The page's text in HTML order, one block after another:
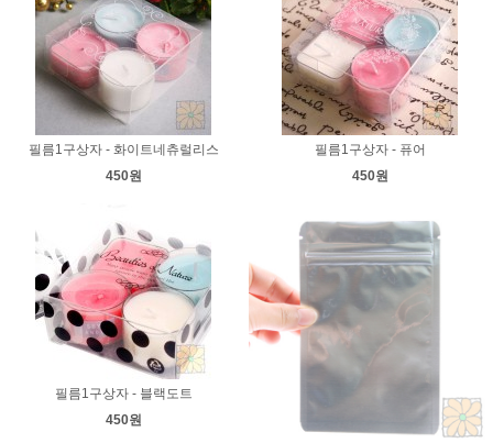
필름1구상자 - 화이트네츄럴리스
450원
필름1구상자 - 퓨어
450원
필름1구상자 - 블랙도트
450원